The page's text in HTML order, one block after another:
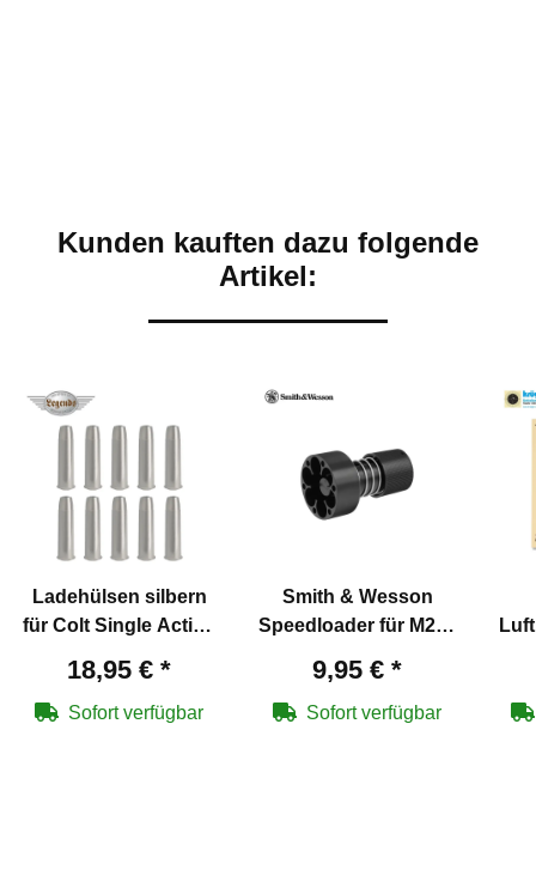
Kunden kauften dazu folgende
Artikel:
Ladehülsen silbern
für Colt Single Action
Revolver 4,5 mm
Diabolo
18,95 € *
Sofort verfügbar
Smith & Wesson
Speedloader für M29 /
9,95 € *
Sofort verfügbar